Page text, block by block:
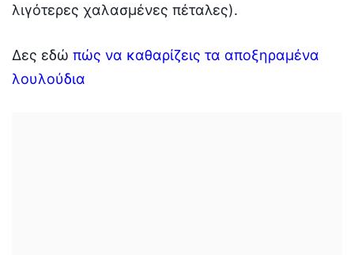
λιγότερες χαλασμένες πέταλες).
Δες εδώ πώς να καθαρίζεις τα αποξηραμένα
λουλούδια